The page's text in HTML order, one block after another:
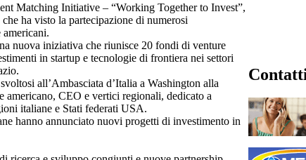
Matching Initiative – “Working Together to Invest”,
ha visto la partecipazione di numerosi
nuova iniziativa che riunisce 20 fondi di venture
in startup e tecnologie di frontiera nei settori
all’Ambasciata d’Italia a Washington alla
americano, CEO e vertici regionali, dedicato a
italiane e Stati federati USA.
hanno annunciato nuovi progetti di investimento in